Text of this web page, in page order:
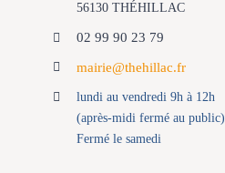
56130 THÉHILLAC
02 99 90 23 79
mairie@thehillac.fr
lundi au vendredi 9h à 12h
(après-midi fermé au public)
Fermé le samedi